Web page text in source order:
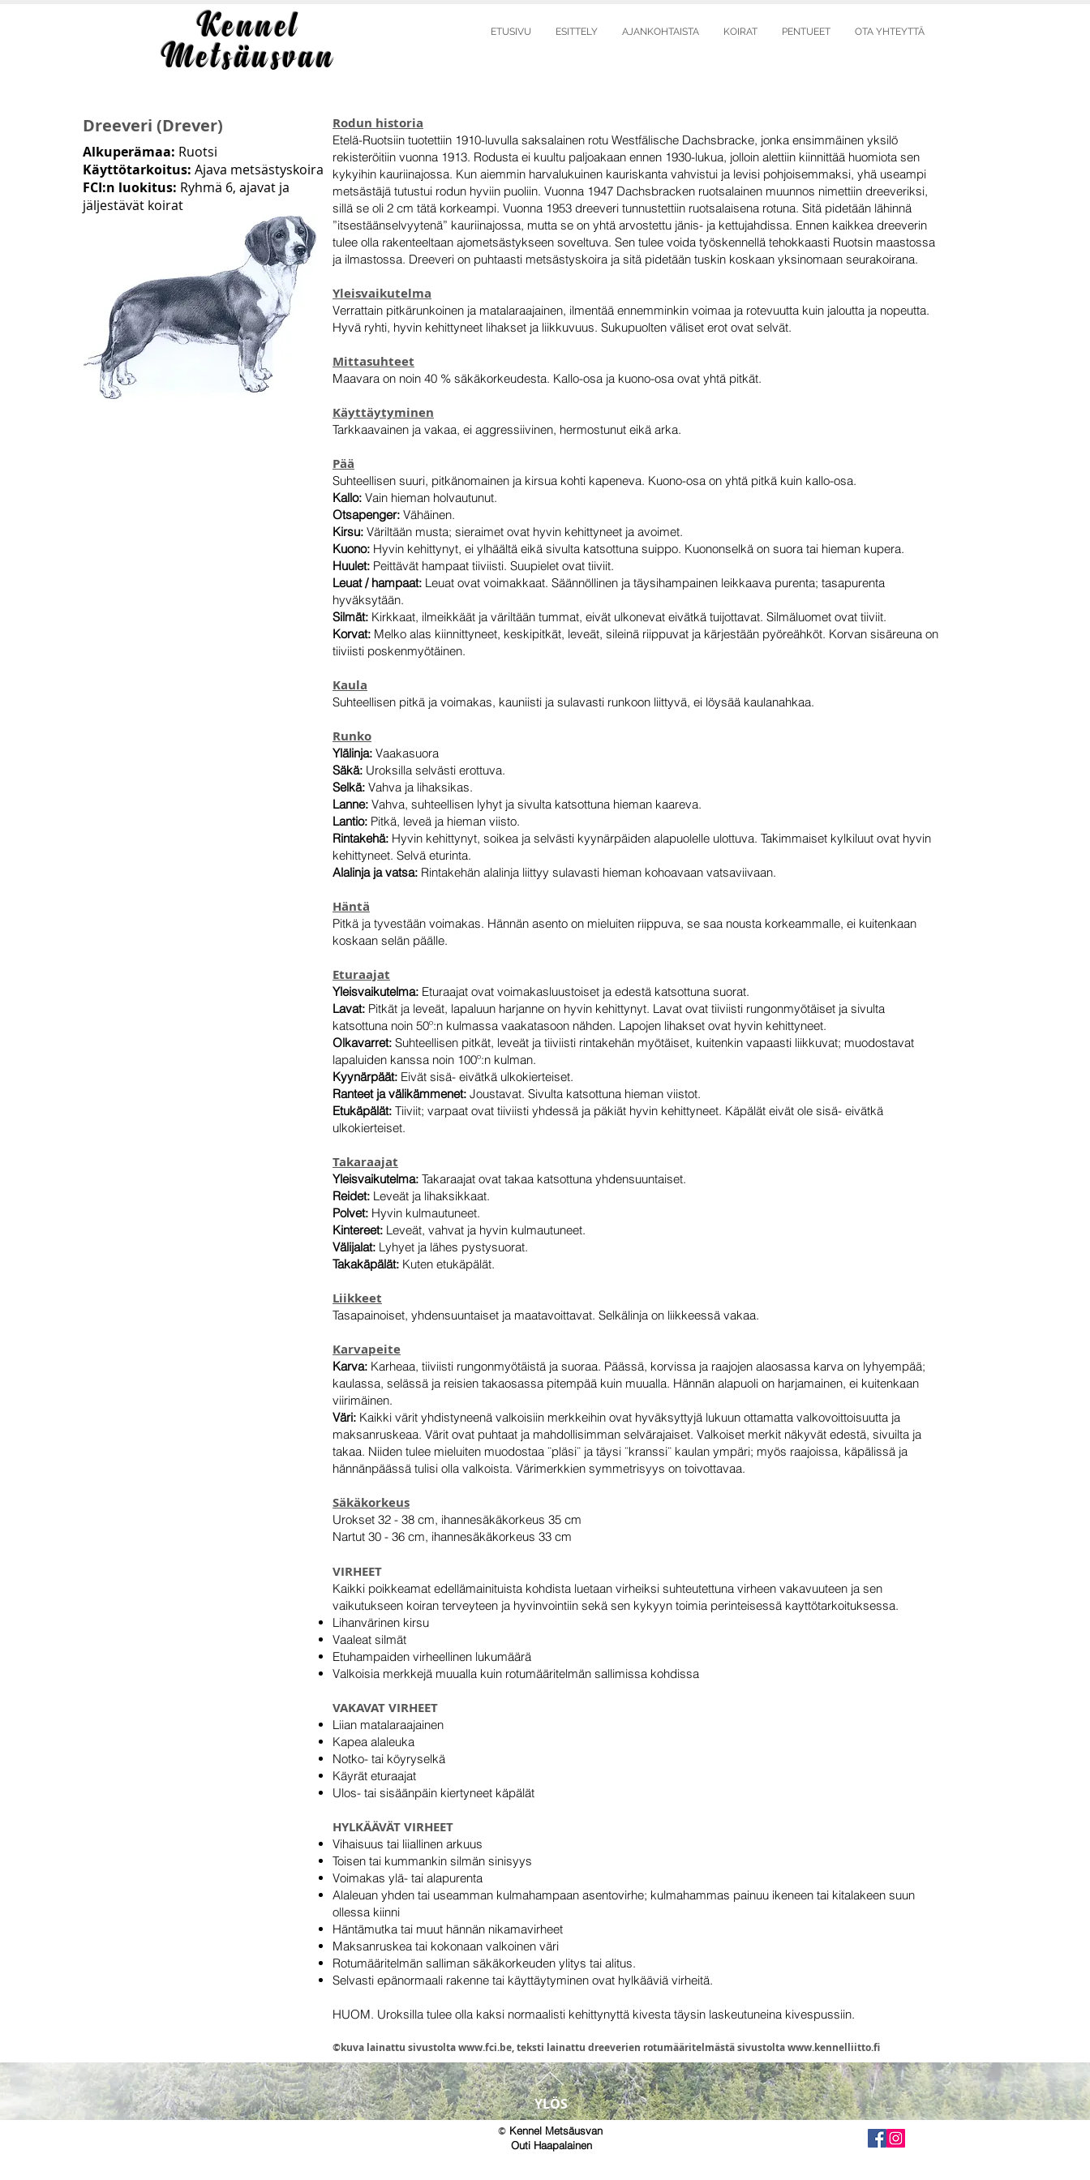
Kennel
Metsäusvan
ETUSIVU ESITTELY AJANKOHTAISTA KOIRAT PENTUEET OTA YHTEYTTÄ
Dreeveri (Drever)
Alkuperämaa: Ruotsi
Käyttötarkoitus: Ajava metsästyskoira
FCI:n luokitus: Ryhmä 6, ajavat ja
jäljestävät koirat
Rodun historia
Etelä-Ruotsiin tuotettiin 1910-luvulla saksalainen rotu Westfälische Dachsbracke, jonka ensimmäinen yksilö
rekisteröitiin vuonna 1913. Rodusta ei kuultu paljoakaan ennen 1930-lukua, jolloin alettiin kiinnittää huomiota sen
kykyihin kauriinajossa. Kun aiemmin harvalukuinen kauriskanta vahvistui ja levisi pohjoisemmaksi, yhä useampi
metsästäjä tutustui rodun hyviin puoliin. Vuonna 1947 Dachsbracken ruotsalainen muunnos nimettiin dreeveriksi,
sillä se oli 2 cm tätä korkeampi. Vuonna 1953 dreeveri tunnustettiin ruotsalaisena rotuna. Sitä pidetään lähinnä
”itsestäänselvyytenä” kauriinajossa, mutta se on yhtä arvostettu jänis- ja kettujahdissa. Ennen kaikkea dreeverin
tulee olla rakenteeltaan ajometsästykseen soveltuva. Sen tulee voida työskennellä tehokkaasti Ruotsin maastossa
ja ilmastossa. Dreeveri on puhtaasti metsästyskoira ja sitä pidetään tuskin koskaan yksinomaan seurakoirana.
Yleisvaikutelma
Verrattain pitkärunkoinen ja matalaraajainen, ilmentää ennemminkin voimaa ja rotevuutta kuin jaloutta ja nopeutta.
Hyvä ryhti, hyvin kehittyneet lihakset ja liikkuvuus. Sukupuolten väliset erot ovat selvät.
Mittasuhteet
Maavara on noin 40 % säkäkorkeudesta. Kallo-osa ja kuono-osa ovat yhtä pitkät.
Käyttäytyminen
Tarkkaavainen ja vakaa, ei aggressiivinen, hermostunut eikä arka.
Pää
Suhteellisen suuri, pitkänomainen ja kirsua kohti kapeneva. Kuono-osa on yhtä pitkä kuin kallo-osa.
Kallo: Vain hieman holvautunut.
Otsapenger: Vähäinen.
Kirsu: Väriltään musta; sieraimet ovat hyvin kehittyneet ja avoimet.
Kuono: Hyvin kehittynyt, ei ylhäältä eikä sivulta katsottuna suippo. Kuononselkä on suora tai hieman kupera.
Huulet: Peittävät hampaat tiiviisti. Suupielet ovat tiiviit.
Leuat / hampaat: Leuat ovat voimakkaat. Säännöllinen ja täysihampainen leikkaava purenta; tasapurenta
hyväksytään.
Silmät: Kirkkaat, ilmeikkäät ja väriltään tummat, eivät ulkonevat eivätkä tuijottavat. Silmäluomet ovat tiiviit.
Korvat: Melko alas kiinnittyneet, keskipitkät, leveät, sileinä riippuvat ja kärjestään pyöreähköt. Korvan sisäreuna on
tiiviisti poskenmyötäinen.
Kaula
Suhteellisen pitkä ja voimakas, kauniisti ja sulavasti runkoon liittyvä, ei löysää kaulanahkaa.
Runko
Ylälinja: Vaakasuora
Säkä: Uroksilla selvästi erottuva.
Selkä: Vahva ja lihaksikas.
Lanne: Vahva, suhteellisen lyhyt ja sivulta katsottuna hieman kaareva.
Lantio: Pitkä, leveä ja hieman viisto.
Rintakehä: Hyvin kehittynyt, soikea ja selvästi kyynärpäiden alapuolelle ulottuva. Takimmaiset kylkiluut ovat hyvin
kehittyneet. Selvä eturinta.
Alalinja ja vatsa: Rintakehän alalinja liittyy sulavasti hieman kohoavaan vatsaviivaan.
Häntä
Pitkä ja tyvestään voimakas. Hännän asento on mieluiten riippuva, se saa nousta korkeammalle, ei kuitenkaan
koskaan selän päälle.
Eturaajat
Yleisvaikutelma: Eturaajat ovat voimakasluustoiset ja edestä katsottuna suorat.
Lavat: Pitkät ja leveät, lapaluun harjanne on hyvin kehittynyt. Lavat ovat tiiviisti rungonmyötäiset ja sivulta
katsottuna noin 50º:n kulmassa vaakatasoon nähden. Lapojen lihakset ovat hyvin kehittyneet.
Olkavarret: Suhteellisen pitkät, leveät ja tiiviisti rintakehän myötäiset, kuitenkin vapaasti liikkuvat; muodostavat
lapaluiden kanssa noin 100º:n kulman.
Kyynärpäät: Eivät sisä- eivätkä ulkokierteiset.
Ranteet ja välikämmenet: Joustavat. Sivulta katsottuna hieman viistot.
Etukäpälät: Tiiviit; varpaat ovat tiiviisti yhdessä ja päkiät hyvin kehittyneet. Käpälät eivät ole sisä- eivätkä
ulkokierteiset.
Takaraajat
Yleisvaikutelma: Takaraajat ovat takaa katsottuna yhdensuuntaiset.
Reidet: Leveät ja lihaksikkaat.
Polvet: Hyvin kulmautuneet.
Kintereet: Leveät, vahvat ja hyvin kulmautuneet.
Välijalat: Lyhyet ja lähes pystysuorat.
Takakäpälät: Kuten etukäpälät.
Liikkeet
Tasapainoiset, yhdensuuntaiset ja maatavoittavat. Selkälinja on liikkeessä vakaa.
Karvapeite
Karva: Karheaa, tiiviisti rungonmyötäistä ja suoraa. Päässä, korvissa ja raajojen alaosassa karva on lyhyempää;
kaulassa, selässä ja reisien takaosassa pitempää kuin muualla. Hännän alapuoli on harjamainen, ei kuitenkaan
viirimäinen.
Väri: Kaikki värit yhdistyneenä valkoisiin merkkeihin ovat hyväksyttyjä lukuun ottamatta valkovoittoisuutta ja
maksanruskeaa. Värit ovat puhtaat ja mahdollisimman selvärajaiset. Valkoiset merkit näkyvät edestä, sivuilta ja
takaa. Niiden tulee mieluiten muodostaa ¨pläsi¨ ja täysi ¨kranssi¨ kaulan ympäri; myös raajoissa, käpälissä ja
hännänpäässä tulisi olla valkoista. Värimerkkien symmetrisyys on toivottavaa.
Säkäkorkeus
Urokset 32 - 38 cm, ihannesäkäkorkeus 35 cm
Nartut 30 - 36 cm, ihannesäkäkorkeus 33 cm
VIRHEET
Kaikki poikkeamat edellämainituista kohdista luetaan virheiksi suhteutettuna virheen vakavuuteen ja sen
vaikutukseen koiran terveyteen ja hyvinvointiin sekä sen kykyyn toimia perinteisessä kayttötarkoituksessa.
Lihanvärinen kirsu
Vaaleat silmät
Etuhampaiden virheellinen lukumäärä
Valkoisia merkkejä muualla kuin rotumääritelmän sallimissa kohdissa
VAKAVAT VIRHEET
Liian matalaraajainen
Kapea alaleuka
Notko- tai köyryselkä
Käyrät eturaajat
Ulos- tai sisäänpäin kiertyneet käpälät
HYLKÄÄVÄT VIRHEET
Vihaisuus tai liiallinen arkuus
Toisen tai kummankin silmän sinisyys
Voimakas ylä- tai alapurenta
Alaleuan yhden tai useamman kulmahampaan asentovirhe; kulmahammas painuu ikeneen tai kitalakeen suun
ollessa kiinni
Häntämutka tai muut hännän nikamavirheet
Maksanruskea tai kokonaan valkoinen väri
Rotumääritelmän salliman säkäkorkeuden ylitys tai alitus.
Selvasti epänormaali rakenne tai käyttäytyminen ovat hylkääviä virheitä.
HUOM. Uroksilla tulee olla kaksi normaalisti kehittynyttä kivesta täysin laskeutuneina kivespussiin.
©kuva lainattu sivustoltawww.fci.be, teksti lainattu dreeverien rotumääritelmästä sivustoltawww.kennelliitto.fi
YLÖS
© Kennel Metsäusvan
Outi Haapalainen